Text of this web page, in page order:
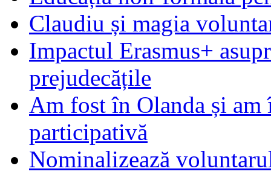
Claudiu și magia
Impactul Erasmus+
prejudecățile
Am fost în Olanda și am
participativă
Nominalizează